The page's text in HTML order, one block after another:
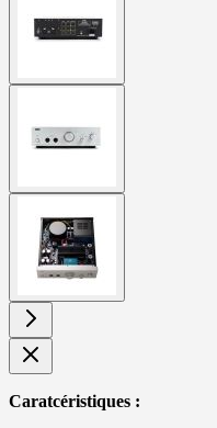
image
image
larger
image
Caratcéristiques :